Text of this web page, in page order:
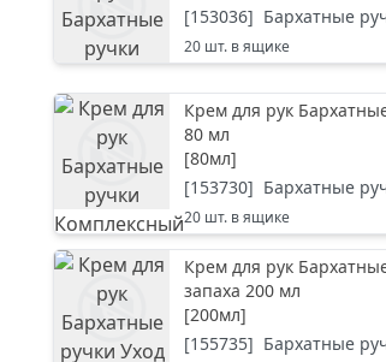
[153036] Бархатные
20 шт. в ящике
Крем для рук
80 мл
[80мл]
[153730] Бархатные
20 шт. в ящике
Крем для рук
запаха 200 мл
[200мл]
[155735] Бархатные